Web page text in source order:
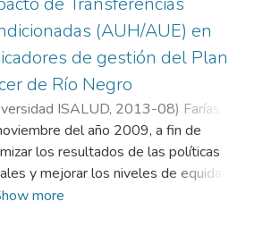
Mintz, médico y actor; Gerontología
en Canadá; Módulo internacional
Expomedical 2013; Viabilidad de
tecnologías en la gestión de
urbanos; Capacitación docente;
de Enfermería en Tucumán y San
(AUH/AUE) en
de gestión del Plan
de Río Negro
ISALUD, 2013-08) Farías,
del año 2009, a fin de
los resultados de las políticas
y mejorar los niveles de equidad e
social, se produce en nuestro país
more